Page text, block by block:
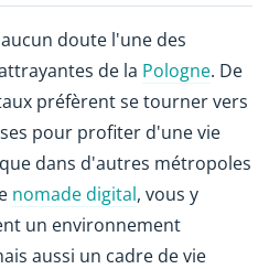
doute l'une des
de la Pologne. De
préfèrent se tourner vers
pour profiter d'une vie
dans d'autres métropoles
nomade digital, vous y
un environnement
aussi un cadre de vie